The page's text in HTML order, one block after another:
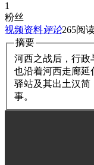
1
粉丝
视频资料评论265阅
摘要
河西之战后，行政
也沿着河西走廊延
驿站及其出土汉简
事。